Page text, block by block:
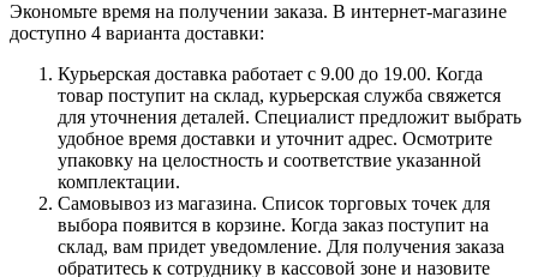
Экономьте время на получении заказа. В интернет-магазине
доступно 4 варианта доставки:
Курьерская доставка работает с 9.00 до 19.00. Когда
товар поступит на склад, курьерская служба свяжется
для уточнения деталей. Специалист предложит выбрать
удобное время доставки и уточнит адрес. Осмотрите
упаковку на целостность и соответствие указанной
комплектации.
Самовывоз из магазина. Список торговых точек для
выбора появится в корзине. Когда заказ поступит на
склад, вам придет уведомление. Для получения заказа
обратитесь к сотруднику в кассовой зоне и назовите